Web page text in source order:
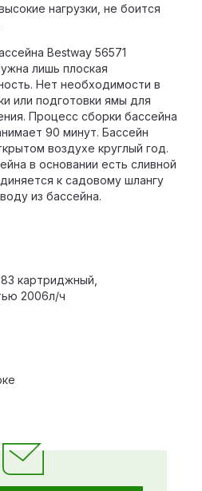
нагрузки, не боится
Bestway 56571
лишь плоская
Нет необходимости в
или подготовки ямы для
Процесс сборки бассейна
90 минут. Бассейн
воздухе круглый год.
в основании есть сливной
к садовому шлангу
из бассейна.
картриджный,
2006л/ч